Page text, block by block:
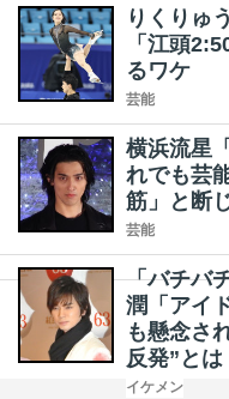
りくりゅ
「江頭
るワケ
芸能
横浜流星
れでも芸
筋」と断
芸能
「バチバ
潤「アイ
も懸念さ
反発”とは
イケメン